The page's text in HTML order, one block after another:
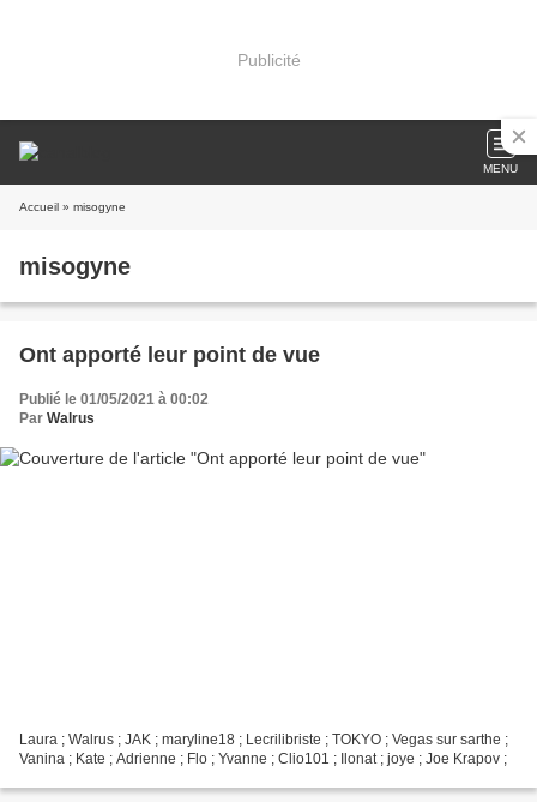
Publicité
MENU
Accueil » misogyne
misogyne
Ont apporté leur point de vue
Publié le 01/05/2021 à 00:02
Par Walrus
Laura ; Walrus ; JAK ; maryline18 ; Lecrilibriste ; TOKYO ; Vegas sur sarthe ;
Vanina ; Kate ; Adrienne ; Flo ; Yvanne ; Clio101 ; Ilonat ; joye ; Joe Krapov ;